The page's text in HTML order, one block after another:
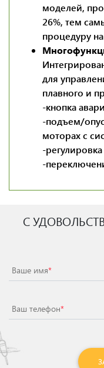
моделей,
26%, тем
процедуру
для
плавного и
-кнопка
-подъем/
моторах с
-
-
С
Ваше имя*
Ваш телефон*